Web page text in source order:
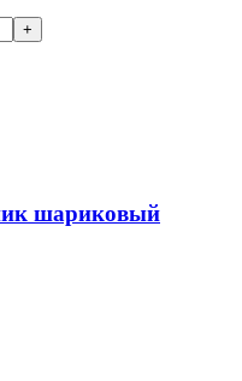
шариковый